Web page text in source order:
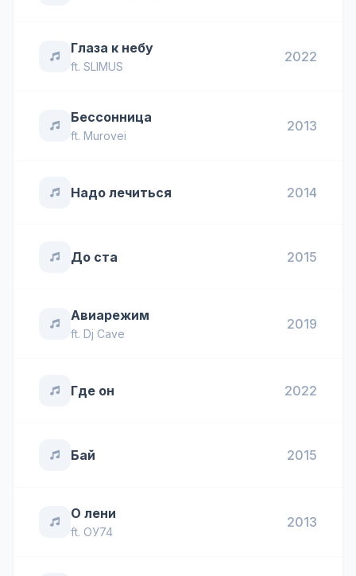
Глаза к небу
ft. SLIMUS
2022
Бессонница
ft. Murovei
2013
Надо лечиться 2014
До ста 2015
Авиарежим
ft. Dj Cave
2019
Где он 2022
Бай 2015
О лени
ft. ОУ74
2013